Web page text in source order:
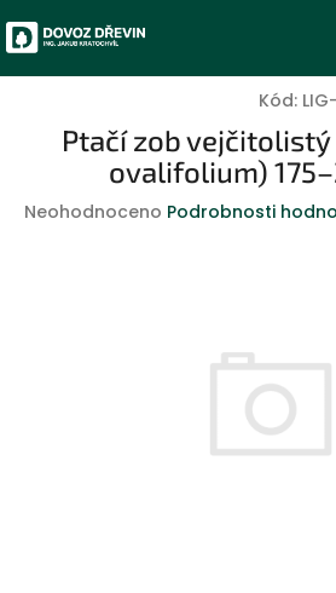
na
obsah
Kód:
Ptačí zob
ovalifolium)
Průměrné
Neohodnoceno Podrobnosti